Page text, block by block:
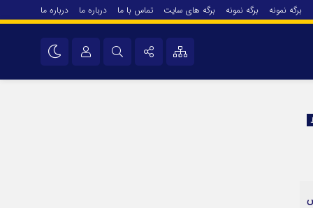
برگه نمونه برگه نمونه برگه های سایت تماس با ما درباره ما درباره ما